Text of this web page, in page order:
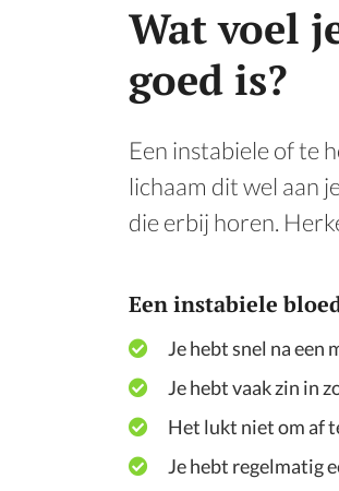
Wat voel
goed is?
Een instabiele of te
lichaam dit wel aan
die erbij horen.
Een instabiele
Je hebt snel na een
Je hebt vaak zin in
Het lukt niet om af
Je hebt regelmatig